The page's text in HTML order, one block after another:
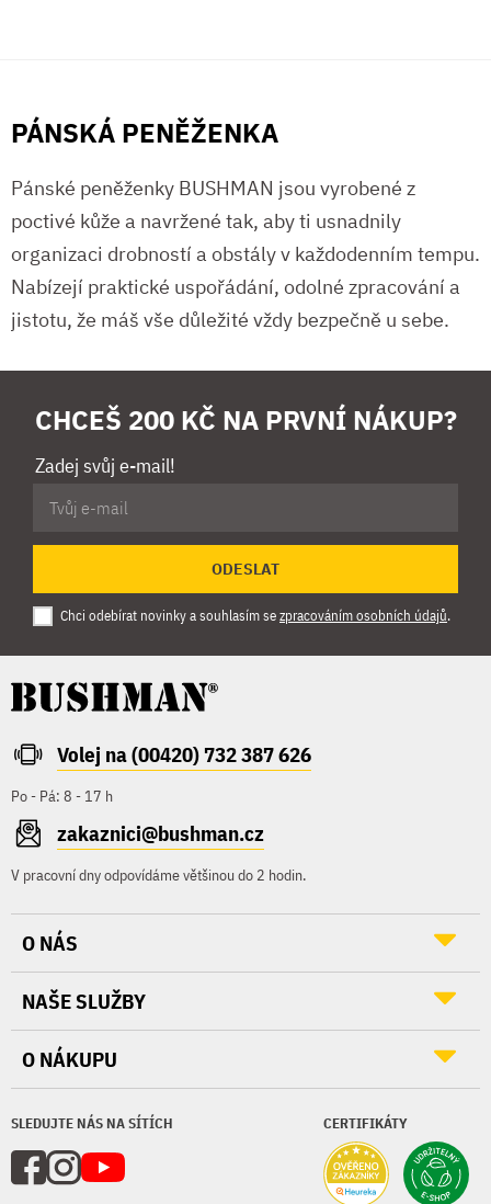
PÁNSKÁ PENĚŽENKA
Pánské peněženky BUSHMAN jsou vyrobené z
poctivé kůže a navržené tak, aby ti usnadnily
organizaci drobností a obstály v každodenním tempu.
Nabízejí praktické uspořádání, odolné zpracování a
jistotu, že máš vše důležité vždy bezpečně u sebe.
CHCEŠ 200 KČ NA PRVNÍ NÁKUP?
Zadej svůj e-mail!
ODESLAT
Chci odebírat novinky a souhlasím sezpracováním osobních údajů.
Volej na (00420) 732 387 626
Po - Pá: 8 - 17 h
zakaznici@bushman.cz
V pracovní dny odpovídáme většinou do 2 hodin.
SLEDUJTE NÁS NA SÍTÍCH CERTIFIKÁTY
O NÁS
NAŠE SLUŽBY
O NÁKUPU